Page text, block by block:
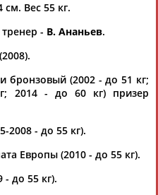
Акжана
см. Вес 55 кг.
- В. Ананьев.
бронзовый (2002 - до 51 кг;
2014 - до 60 кг) призер
2008 - до 55 кг).
Европы (2010 - до 55 кг).
до 55 кг).